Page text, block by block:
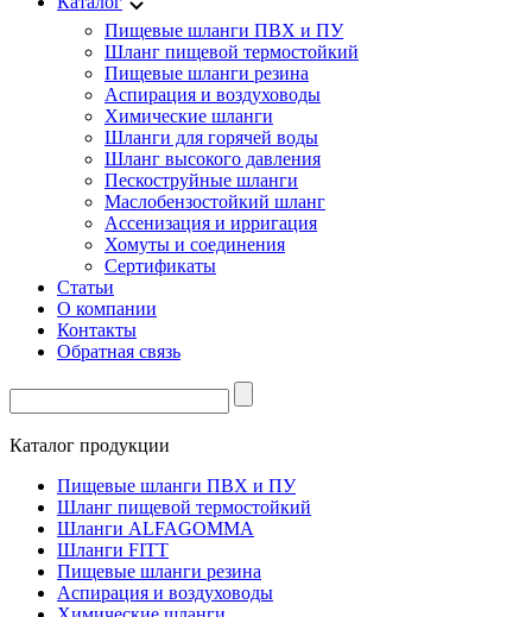
Пищевые шланги ПВХ и ПУ
Шланг пищевой термостойкий
Пищевые шланги резина
Аспирация и воздуховоды
Химические шланги
Шланги для горячей воды
Шланг высокого давления
Пескоструйные шланги
Маслобензостойкий шланг
Ассенизация и ирригация
Хомуты и соединения
Сертификаты
Статьи
О компании
Контакты
Обратная связь
Каталог продукции
Пищевые шланги ПВХ и ПУ
Шланг пищевой термостойкий
Шланги ALFAGOMMA
Шланги FITT
Пищевые шланги резина
Аспирация и воздуховоды